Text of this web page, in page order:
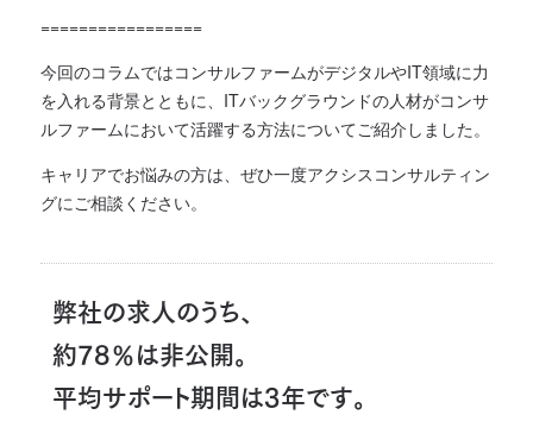
=================
今回のコラムではコンサルファームがデジタルやIT領域に力
を入れる背景とともに、ITバックグラウンドの人材がコンサ
ルファームにおいて活躍する方法についてご紹介しました。
キャリアでお悩みの方は、ぜひ一度アクシスコンサルティン
グにご相談ください。
弊社の求人のうち、
約78％は非公開。
平均サポート期間は3年です。